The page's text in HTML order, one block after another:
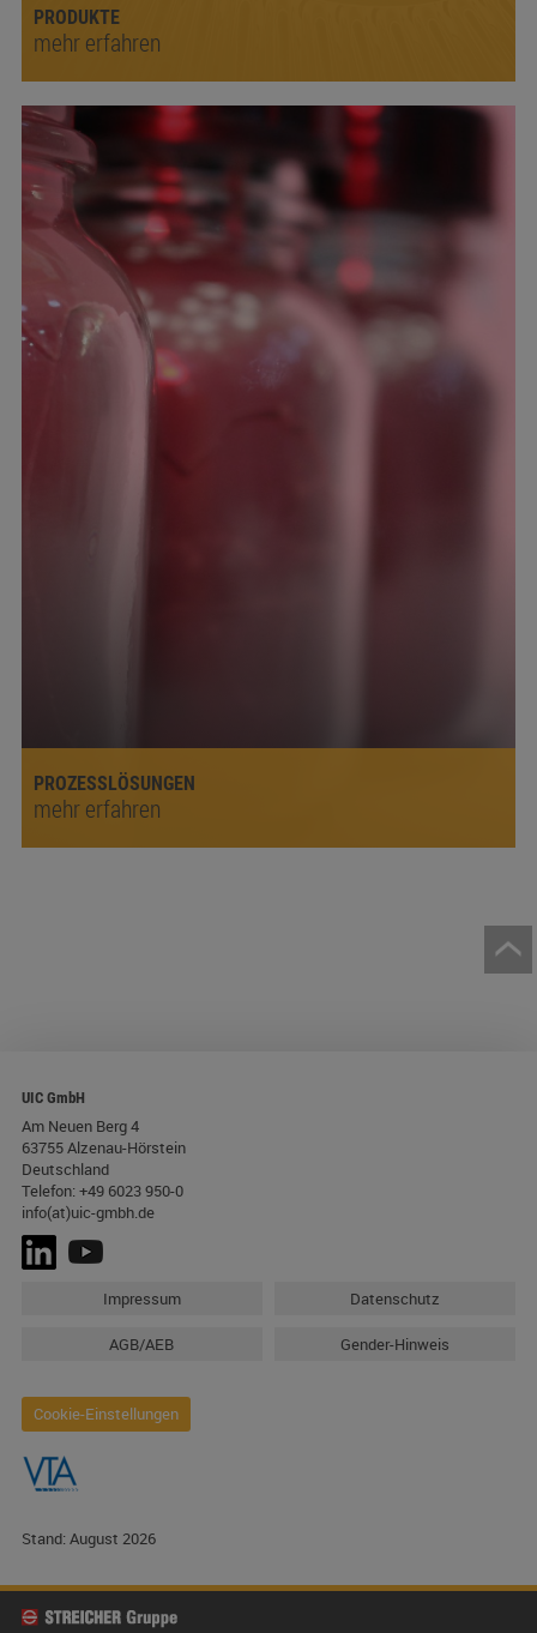
PRODUKTE
mehr erfahren
PROZESSLÖSUNGEN
mehr erfahren
UIC GmbH
Am Neuen Berg 4
63755 Alzenau-Hörstein
Deutschland
Telefon:+49 6023 950-0
info(at)uic-gmbh.de
Impressum Datenschutz
AGB/AEB Gender-Hinweis
Cookie-Einstellungen
Stand: August 2026